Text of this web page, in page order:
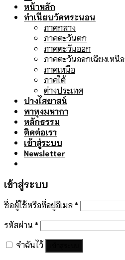
หน้าหลัก
ทำเนียบวัดพระนอน
ภาคกลาง
ภาคตะวันตก
ภาคตะวันออก
ภาคตะวันออกเฉียงเหนือ
ภาคเหนือ
ภาคใต้
ต่างประเทศ
ปางไสยาสน์
พาหุงมหากา
หลักธรรม
ติดต่อเรา
เข้าสู่ระบบ
Newsletter
เข้าสู่ระบบ
ชื่อผู้ใช้หรือที่อยู่อีเมล*
รหัสผ่าน *
จำฉันไว้